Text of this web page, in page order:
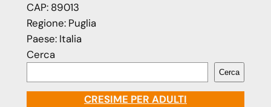
CAP: 89013
Regione: Puglia
Paese: Italia
Cerca
Cerca
CRESIME PER ADULTI